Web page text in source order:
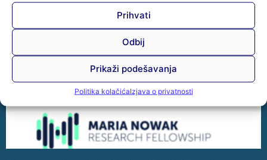
Prihvati
Odbij
Prikaži podešavanja
Politika kolačićaIzjava o privatnosti